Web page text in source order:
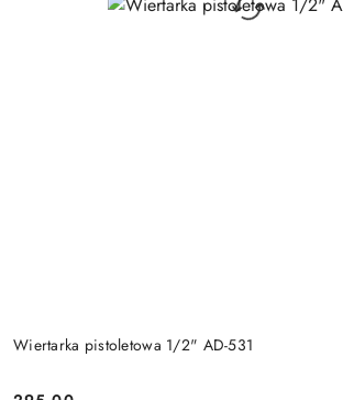
Wiertarka pistoletowa 1/2" AD-531